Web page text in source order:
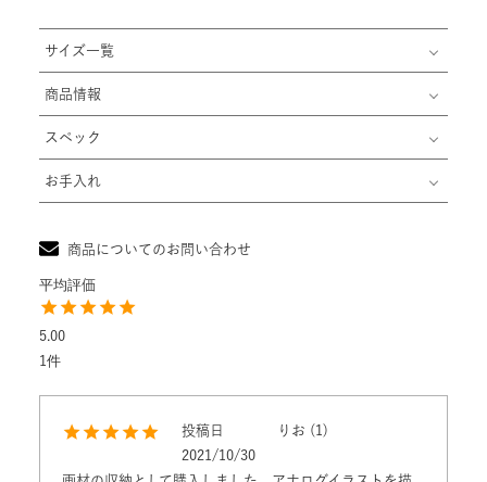
サイズ一覧
商品情報
スペック
お手入れ
商品についてのお問い合わせ
5.00
1
りお 1
投稿日
2021/10/30